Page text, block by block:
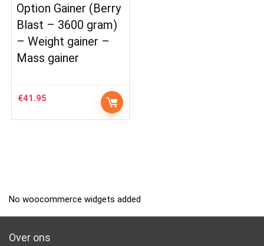
Option Gainer (Berry
Blast – 3600 gram)
– Weight gainer –
Mass gainer
€41.95
No woocommerce widgets added
Over ons